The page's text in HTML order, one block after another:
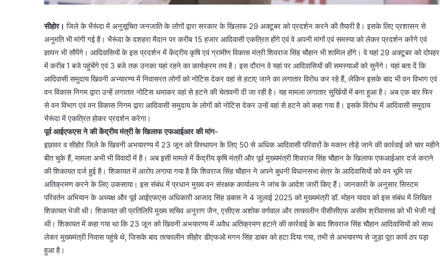
सीहोर। जिले के भैरूंदा में अनुसूचित जनजाति के लोगों द्वारा सरकार के खिलाफ 29 अक्टूबर को प्रदर्शन करने की तैयारी है। इसके लिए प्रशासन से
अनुमति भी मांगी गई है। भैरूंदा के दशहरा मैदान पर करीब 15 हजार आदिवासी एकत्रित होंगे एवं वे अपनी मांगों एवं समस्या को लेकर प्रदर्शन करेंगे एवं
ज्ञापन भी सौपेंगे। आदिवासियों के इस प्रदर्शन में केंद्रीय कृषि एवं ग्रामीण विकास मंत्री शिवराज सिंह चौहान भी शामिल होंगे। वे यहां 29 अक्टूबर को दोपहर
में करीब 1 बजे पहुंचेंगे एवं 3 बजे तक उनका यहां रहने का कार्यक्रम तय है। इस दौरान वे यहां पर आदिवासियों की समस्याओं को सुनेंगे। यहां बता दें कि
आदिवासी समुदाय खिवनी अभ्यारण्य में निवासरत लोगों को नोटिस देकर वहां से हटाए जाने का लगातार विरोध कर रहे हैं, लेकिन इसके बाद भी वन विभाग एवं
वन विकास निगम द्वारा उन्हें लगातार नोटिस थमाकर वहां से हटने की चेतावनी दी जा रही है। यह मामला लगातार सुर्खियों में बना हुआ है। अब एक बार फिर
से वन विभाग एवं वन विकास निगम द्वारा आदिवासी समुदाय के लोगों को नोटिस देकर उन्हें वहां से हटने को कहा गया है। इसके विरोध में आदिवासी समुदाय
भैरूंदा में एकत्रित होकर प्रदर्शन करेगा।
पूर्व आईएफएस ने की केंद्रीय मंत्री के खिलाफ एफआईआर की मांग-
इछावर व सीहोर जिले के खिवनी अभयारण्य में 23 जून को विस्थापन के लिए 50 से अधिक आदिवासी परिवारों के मकान तोड़े जाने की कार्रवाई को चार महीने
बीत चुके हैं, मामला अभी भी विवादों में है। अब इसी मामले में केंद्रीय कृषि मंत्री और पूर्व मुख्यमंत्री शिवराज सिंह चौहान के खिलाफ एफआईआर दर्ज कराने
की शिकायत दर्ज हुई है। शिकायत में आरोप लगाया गया है कि शिवराज सिंह चौहान ने अपने बुधनी विधानसभा क्षेत्र के आदिवासियों को वन भूमि पर
अतिक्रमण करने के लिए उकसाया। इस संबंध में प्रधान मुख्य वन संरक्षक कार्यालय ने जांच के आदेश जारी किए हैं। जानकारी के अनुसार सिस्टम
परिवर्तन अभियान के अध्यक्ष और पूर्व आईएफएस अधिकारी आजाद सिंह डबास ने 4 जुलाई 2025 को मुख्यमंत्री डॉ. मोहन यादव को इस संबंध में लिखित
शिकायत भेजी थी। शिकायत की प्रतिलिपि मुख्य सचिव अनुराग जैन, एसीएस अशोक वर्णवाल और तत्कालीन पीसीसीएफ असीम श्रीवास्तव को भी भेजी गई
थी। शिकायत में कहा गया था कि 23 जून को खिवनी अभयारण्य में अवैध अतिक्रमण हटाने की कार्रवाई के बाद शिवराज सिंह चौहान आदिवासियों को साथ
लेकर मुख्यमंत्री निवास पहुंचे थे, जिसके बाद तत्कालीन सीहोर डीएफओ मगन सिंह डाबर को हटा दिया गया, तभी से अभयारण्य से जुड़ा पूरा कार्य ठप पड़ा
हुआ है।